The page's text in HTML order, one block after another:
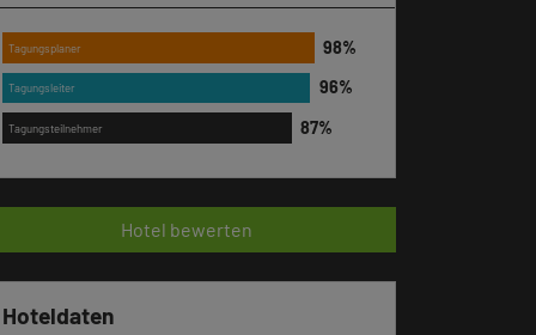
Tagungsplaner
Tagungsleiter
Tagungsteilnehmer
Hotel bewerten
Hoteldaten